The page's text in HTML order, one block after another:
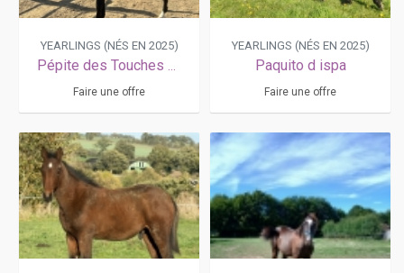
YEARLINGS (NÉS EN 2025)
Pépite des Touches Quaro × Scala des Touches
Faire une offre
YEARLINGS (NÉS EN 2025)
Paquito d ispa
Faire une offre